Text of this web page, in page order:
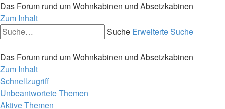
Das Forum rund um Wohnkabinen und Absetzkabinen
Zum Inhalt
Suche Erweiterte Suche
Das Forum rund um Wohnkabinen und Absetzkabinen
Zum Inhalt
Schnellzugriff
Unbeantwortete Themen
Aktive Themen